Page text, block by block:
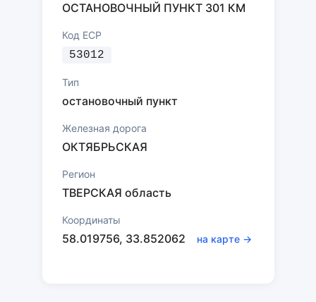
ОСТАНОВОЧНЫЙ ПУНКТ 301 КМ
Код ЕСР
53012
Тип
остановочный пункт
Железная дорога
ОКТЯБРЬСКАЯ
Регион
ТВЕРСКАЯ область
Координаты
58.019756, 33.852062 на карте →